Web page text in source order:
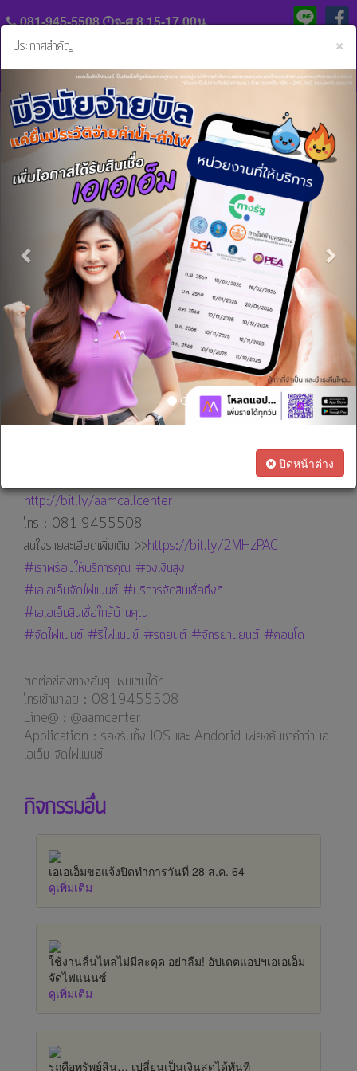
081-945-5508 จ-ศ 8.15-17.00น.
แจ้ง
หลัก
ฐาน
ชำระ
เชื่อ
และ
บริการ
ทางการ
เงิน
ตัวแทน
ทางการ
ตลาด
ประวัติ
ความ
เป็น
กับ
ติดต่อ
เรา
ข่าวสารและกิจกรรม
ขอสินเชื่อผ่านแอปเอเอเอ็ม ได้แล้ววันนี้!
ขอสินเชื่อผ่านแอปเอเอเอ็ม ได้แล้ววันนี้!
29 ส.ค. 2565 10:08:05 น.
แอปเดียวจบ...ครบวงจรสินเชื่อ
https://youtu.be/gsNxBgCyJZs
-------------------------------
ดีขนาดนี้ไม่จัดไม่ได้แล้ว ขอเลยผ่านแอบพลิเคชั่น >>
http://onelink.to/n2hqqb
พร้อมให้บริการแล้ว 30 สาขา
http://bit.ly/aamcallcenter⁣⁣⁣
โทร : 081-9455508
สนใจรายละเอียดเพิ่มเติม >>https://bit.ly/2MHzPAC
#เราพร้อมให้บริการคุณ #วงเงินสูง
#เอเอเอ็มจัดไฟแนนซ์ #บริการจัดสินเชื่อถึงที่
#เอเอเอ็มสินเชื่อใกล้บ้านคุณ
#จัดไฟแนนซ์ #รีไฟแนนซ์ #รถยนต์ #จักรยานยนต์ #คอนโด
ติดต่อช่องทางอื่นๆ เพิ่มเติมได้ที่
โทรเข้ามาเลย : 0819455508
Line@ : @aamcenter
⁣⁣⁣Application : รองรับทั้ง IOS และ Andorid เพียงค้นหาคำว่า เอ
เอเอ็ม จัดไฟแนนซ์
กิจกรรมอื่น
เอเอเอ็มขอแจ้งปิดทำการวันที่ 28 ส.ค. 64
ดูเพิ่มเติม
ใช้งานลื่นไหลไม่มีสะดุด อย่าลืม! อัปเดตแอปฯเอเอเอ็ม
จัดไฟแนนซ์
ดูเพิ่มเติม
รถคือทรัพย์สิน… เปลี่ยนเป็นเงินสดได้ทันที
×
ประกาศสำคัญ
Previous
ปิดหน้าต่าง